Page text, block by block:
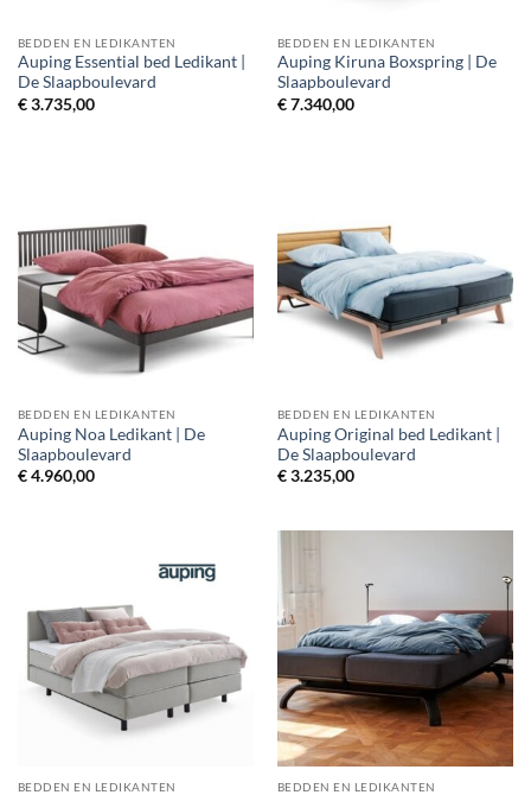
BEDDEN EN LEDIKANTEN
Auping Essential bed Ledikant |
De Slaapboulevard
€3.735,00
BEDDEN EN LEDIKANTEN
Auping Kiruna Boxspring | De
Slaapboulevard
€7.340,00
BEDDEN EN LEDIKANTEN
Auping Noa Ledikant | De
Slaapboulevard
€4.960,00
BEDDEN EN LEDIKANTEN
Auping Original bed Ledikant |
De Slaapboulevard
€3.235,00
BEDDEN EN LEDIKANTEN BEDDEN EN LEDIKANTEN